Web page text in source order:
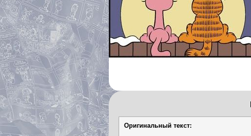
Оригинальный текст: